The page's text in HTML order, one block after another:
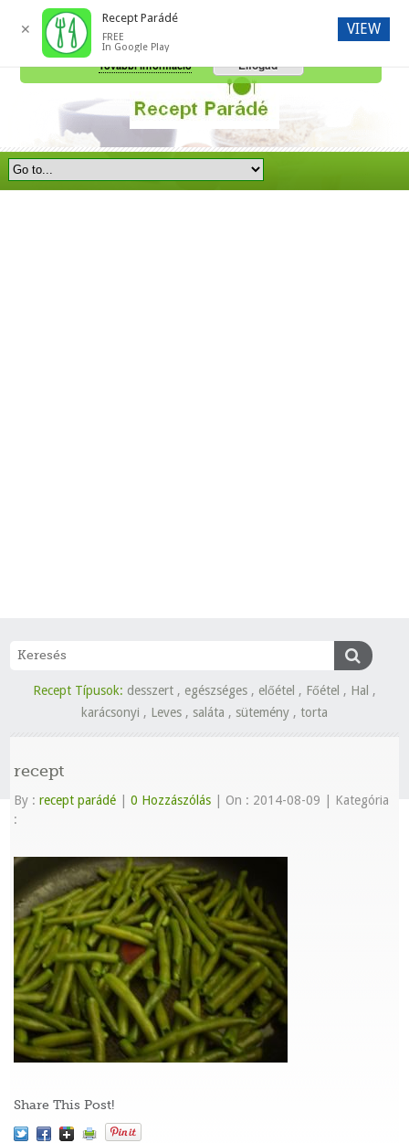
Recept Típusok: desszert , egészséges , előétel , Főétel , Hal ,
karácsonyi , Leves , saláta , sütemény , torta
recept
By :recept parádé 0 Hozzászólás On : 2014-08-09
Kategória
:
Share This Post!
A honlap további használatához a sütik használatát el kell fogadni.
További információ
Elfogad
✕
Recept Parádé
FREE
In Google Play
VIEW